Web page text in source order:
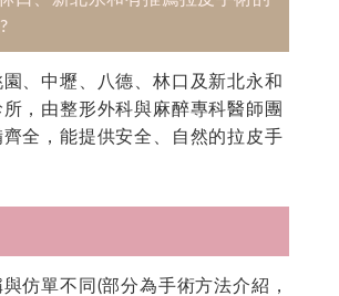
、中壢、八德、林口及新北永和
，由整形外科與麻醉專科醫師團
齊全，能提供安全、自然的拉皮手
仿單不同(部分為手術方法介紹，